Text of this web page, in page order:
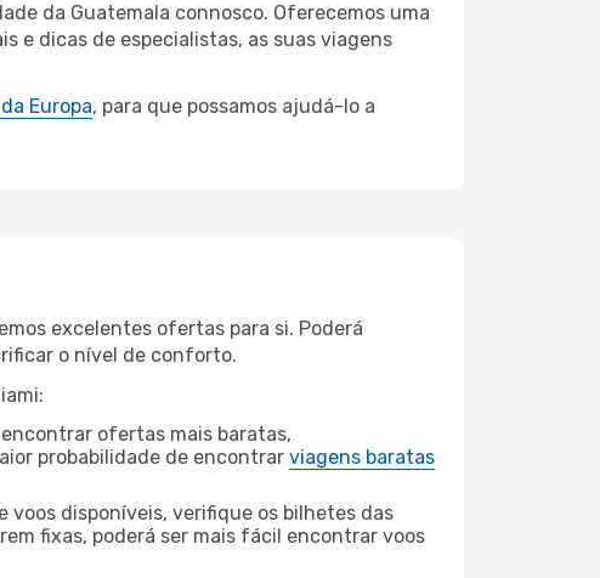
da Guatemala connosco. Oferecemos uma
e dicas de especialistas, as suas viagens
Europa, para que possamos ajudá-lo a
excelentes ofertas para si. Poderá
o nível de conforto.
ofertas mais baratas,
probabilidade de encontrar viagens baratas
voos disponíveis, verifique os bilhetes das
fixas, poderá ser mais fácil encontrar voos